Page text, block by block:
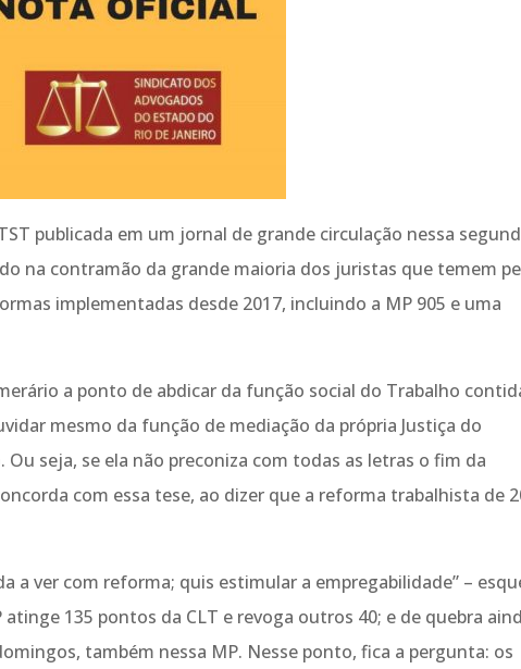
publicada em um jornal de grande circulação nessa
na contramão da grande maioria dos juristas que temem
implementadas desde 2017, incluindo a MP 905 e uma
a ponto de abdicar da função social do Trabalho
mesmo da função de mediação da própria Justiça do
seja, se ela não preconiza com todas as letras o fim da
com essa tese, ao dizer que a reforma trabalhista de
a ver com reforma; quis estimular a empregabilidade” –
135 pontos da CLT e revoga outros 40; e de quebra
também nessa MP. Nesse ponto, fica a pergunta: os